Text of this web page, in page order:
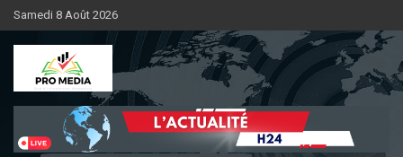
Aller
au
contenu
Samedi 8 Août 2026
Sénégal Promedia